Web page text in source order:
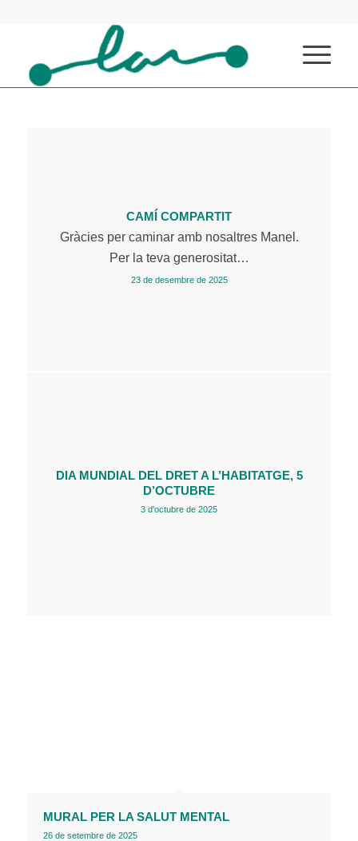
CAMÍ COMPARTIT
Gràcies per caminar amb nosaltres Manel.
Per la teva generositat…
23 de desembre de 2025
DIA MUNDIAL DEL DRET A L’HABITATGE, 5
D’OCTUBRE
3 d'octubre de 2025
MURAL PER LA SALUT MENTAL
26 de setembre de 2025